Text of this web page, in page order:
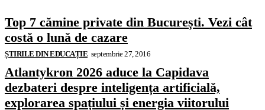
Top 7 cămine private din București. Vezi cât
costă o lună de cazare
ȘTIRILE DIN EDUCAȚIE septembrie 27, 2016
Atlantykron 2026 aduce la Capidava
dezbateri despre inteligența artificială,
explorarea spațiului și energia viitorului